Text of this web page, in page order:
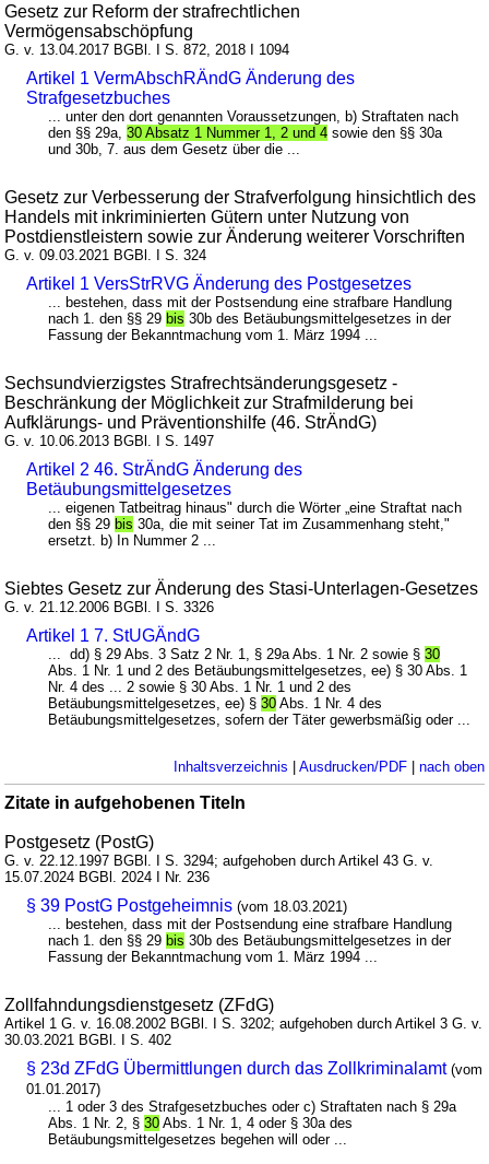
Gesetz zur Reform der strafrechtlichen
Vermögensabschöpfung
G. v. 13.04.2017 BGBl. I S. 872, 2018 I 1094
Artikel 1 VermAbschRÄndG Änderung des
Strafgesetzbuches
... unter den dort genannten Voraussetzungen, b) Straftaten nach
den §§ 29a,30 Absatz 1 Nummer 1, 2 und 4 sowie den §§ 30a
und 30b, 7. aus dem Gesetz über die ...
Gesetz zur Verbesserung der Strafverfolgung hinsichtlich des
Handels mit inkriminierten Gütern unter Nutzung von
Postdienstleistern sowie zur Änderung weiterer Vorschriften
G. v. 09.03.2021 BGBl. I S. 324
Artikel 1 VersStrRVG Änderung des Postgesetzes
... bestehen, dass mit der Postsendung eine strafbare Handlung
nach 1. den §§ 29bis 30b des Betäubungsmittelgesetzes in der
Fassung der Bekanntmachung vom 1. März 1994 ...
Sechsundvierzigstes Strafrechtsänderungsgesetz -
Beschränkung der Möglichkeit zur Strafmilderung bei
Aufklärungs- und Präventionshilfe (46. StrÄndG)
G. v. 10.06.2013 BGBl. I S. 1497
Artikel 2 46. StrÄndG Änderung des
Betäubungsmittelgesetzes
... eigenen Tatbeitrag hinaus" durch die Wörter „eine Straftat nach
den §§ 29bis 30a, die mit seiner Tat im Zusammenhang steht,"
ersetzt. b) In Nummer 2 ...
Siebtes Gesetz zur Änderung des Stasi-Unterlagen-Gesetzes
G. v. 21.12.2006 BGBl. I S. 3326
Artikel 1 7. StUGÄndG
... dd) § 29 Abs. 3 Satz 2 Nr. 1, § 29a Abs. 1 Nr. 2 sowie §30
Abs. 1 Nr. 1 und 2 des Betäubungsmittelgesetzes, ee) § 30 Abs. 1
Nr. 4 des ... 2 sowie § 30 Abs. 1 Nr. 1 und 2 des
Betäubungsmittelgesetzes, ee) §30 Abs. 1 Nr. 4 des
Betäubungsmittelgesetzes, sofern der Täter gewerbsmäßig oder ...
Inhaltsverzeichnis | Ausdrucken/PDF| nach oben
Zitate in aufgehobenen Titeln
Postgesetz (PostG)
G. v. 22.12.1997 BGBl. I S. 3294; aufgehoben durch Artikel 43 G. v.
15.07.2024 BGBl. 2024 I Nr. 236
§ 39 PostG Postgeheimnis (vom 18.03.2021)
... bestehen, dass mit der Postsendung eine strafbare Handlung
nach 1. den §§ 29bis 30b des Betäubungsmittelgesetzes in der
Fassung der Bekanntmachung vom 1. März 1994 ...
Zollfahndungsdienstgesetz (ZFdG)
Artikel 1 G. v. 16.08.2002 BGBl. I S. 3202; aufgehoben durch Artikel 3 G. v.
30.03.2021 BGBl. I S. 402
§ 23d ZFdG Übermittlungen durch das Zollkriminalamt (vom
01.01.2017)
... 1 oder 3 des Strafgesetzbuches oder c) Straftaten nach § 29a
Abs. 1 Nr. 2, §30 Abs. 1 Nr. 1, 4 oder § 30a des
Betäubungsmittelgesetzes begehen will oder ...